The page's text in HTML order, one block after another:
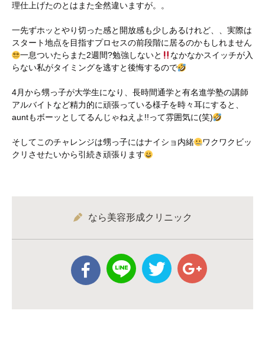
理仕上げたのとはまた全然違いますが。。
一先ずホッとやり切った感と開放感も少しあるけれど、、実際は
スタート地点を目指すプロセスの前段階に居るのかもしれません
一息ついたらまた2週間?勉強しないと
なかなかスイッチが入
らない私がタイミングを逃すと後悔するので
4月から甥っ子が大学生になり、長時間通学と有名進学塾の講師
アルバイトなど精力的に頑張っている様子を時々耳にすると、
auntもボーッとしてるんじゃねえよ!!って雰囲気に(笑)
そしてこのチャレンジは甥っ子にはナイショ内緒
ワクワクビッ
クリさせたいから引続き頑張ります
なら美容形成クリニック